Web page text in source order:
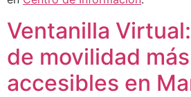
Ventanilla
de movilidad
accesibles en